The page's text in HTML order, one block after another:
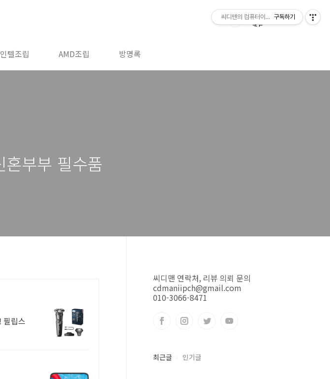
인텔조립 AMD조립 방명록
부부 필수품
필립스
씨디맨 연락처, 리뷰 의뢰 문의
cdmaniipch@gmail.com
010-3066-8471
최근글 인기글
씨디맨의 컴퓨터이야기구독하기